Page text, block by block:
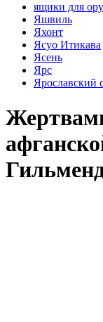
ящики для
Яшвиль
Яхонт
Ясуо Итикава
Ясень
Ярс
Ярославский